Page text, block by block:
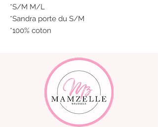
*S/M M/L
*Sandra porte du S/M
*100% coton